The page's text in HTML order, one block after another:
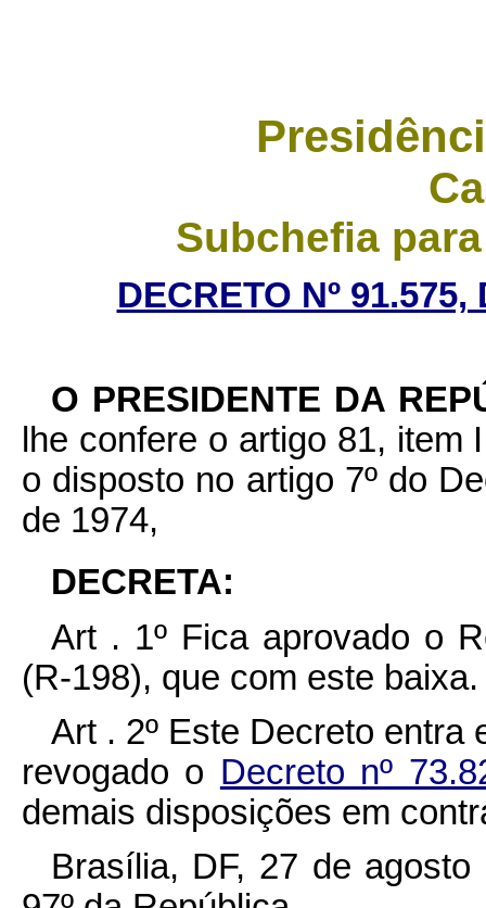
Subchefia
DECRETO Nº
O PRESIDENTE DA
lhe confere o artigo 81,
o disposto no artigo 7º do
de 1974,
DECRETA:
Art . 1º Fica aprovado o
(R-198), que com este baixa.
Art . 2º Este Decreto entra
revogado o Decreto nº
demais disposições em
Brasília, DF, 27 de